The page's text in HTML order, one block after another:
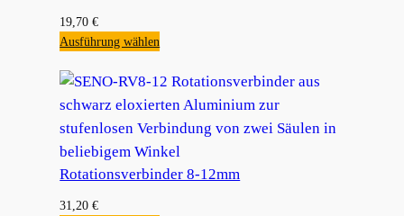
19,70€
Ausführung wählen
Rotationsverbinder 8-12mm
31,20€